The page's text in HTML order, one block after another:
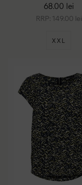
68.00 lei
RRP: 149.00 lei
XXL